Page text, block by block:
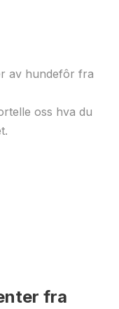
av hundefôr fra
oss hva du
fra